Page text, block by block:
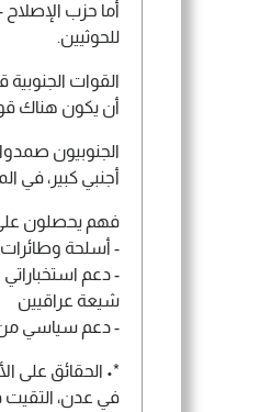
أما حزب
للحوثيين.
القوات
أن يكون هناك
الجنوبيون
أجنبي كبير، في
فهم يحصلون
- أسلحة
- دعم
شيعة عراقيين
- دعم سياسي
*• الحقائق على
في عدن، التقيت